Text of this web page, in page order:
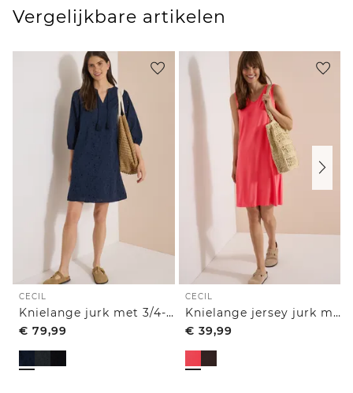
Vergelijkbare artikelen
CECIL
Knielange jurk met 3/4-mouwen en borduursel
€ 79,99
CECIL
Knielange jersey jurk met V-hals
€ 39,99